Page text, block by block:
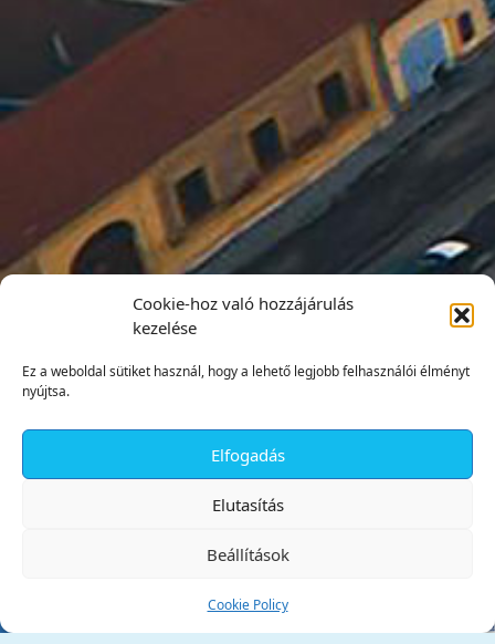
Cookie-hoz való hozzájárulás
kezelése
Ez a weboldal sütiket használ, hogy a lehető legjobb felhasználói élményt
nyújtsa.
Elfogadás
Elutasítás
Beállítások
Cookie Policy
Tata Város Önkormányzata
✕